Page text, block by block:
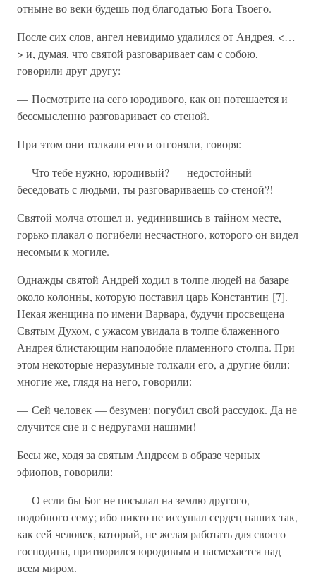
отныне во веки будешь под благодатью Бога Твоего.
После сих слов, ангел невидимо удалился от Андрея, <…
> и, думая, что святой разговаривает сам с собою,
говорили друг другу:
— Посмотрите на сего юродивого, как он потешается и
бессмысленно разговаривает со стеной.
При этом они толкали его и отгоняли, говоря:
— Что тебе нужно, юродивый? — недостойный
беседовать с людьми, ты разговариваешь со стеной?!
Святой молча отошел и, уединившись в тайном месте,
горько плакал о погибели несчастного, которого он видел
несомым к могиле.
Однажды святой Андрей ходил в толпе людей на базаре
около колонны, которую поставил царь Константин [7].
Некая женщина по имени Варвара, будучи просвещена
Святым Духом, с ужасом увидала в толпе блаженного
Андрея блистающим наподобие пламенного столпа. При
этом некоторые неразумные толкали его, а другие били:
многие же, глядя на него, говорили:
— Сей человек — безумен: погубил свой рассудок. Да не
случится сие и с недругами нашими!
Бесы же, ходя за святым Андреем в образе черных
эфиопов, говорили:
— О если бы Бог не посылал на землю другого,
подобного сему; ибо никто не иссушал сердец наших так,
как сей человек, который, не желая работать для своего
господина, притворился юродивым и насмехается над
всем миром.